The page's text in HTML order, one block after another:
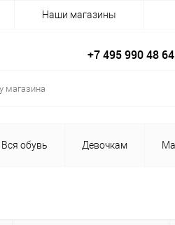
Наши магазины
+7 495 990 48 64
Вся обувь Девочкам